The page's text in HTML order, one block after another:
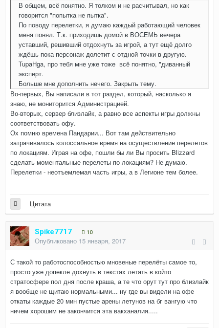
В общем, всё понятно. Я толком и не расчитывал, но как
говорится "попытка не пытка".
По поводу перелетки, я думаю каждый работающий человек
меня понял. Т.к. приходишь домой в ВОСЕМЬ вечера
уставший, решивший отдохнуть за игрой, а тут ещё долго
ждёшь пока персонаж долетит с отдной точки в другую.
TupaHga, про тебя мне уже тоже всё понятно, "диванный
эксперт.
Больше мне дополнить нечего. Закрыть тему.
Во-первых, Вы написали в тот раздел, который, насколько я
знаю, не мониторится Администрацией.
Во-вторых, сервер близлайк, а равно все аспекты игры должны
соответствовать офу.
Ох помню времена Пандарии... Вот там действительно
затрачивалось колоссальное время на осуществление перелетов
по локациям. Играя на офе, пошли бы ли Вы просить Blizzard
сделать моментальные перелеты по локациям? Не думаю.
Перелетки - неотъемлемая часть игры, а в Легионе тем более.
Цитата
Spike7717 10
Опубликовано 15 января, 2017
С такой то работоспособностью мновеные перелёты самое то,
просто уже допекле дохнуть в текстах летать в който
стратосфере пол дня после краша, а те что орут тут про близлайк
я вообще не щитаю нормальными... ну где вы видели на офе
откаты каждые 20 мин пустые арены летунов на бг вангую что
ничем хорошим не закончится эта вакханалия.....